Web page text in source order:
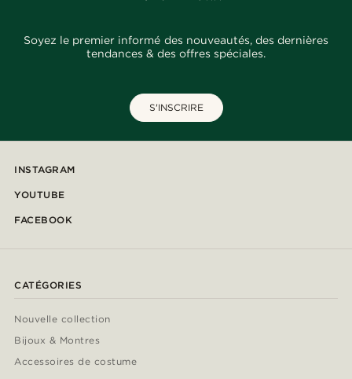
Soyez le premier informé des nouveautés, des dernières
tendances & des offres spéciales.
S'INSCRIRE
INSTAGRAM
YOUTUBE
FACEBOOK
CATÉGORIES
Nouvelle collection
Bijoux & Montres
Accessoires de costume